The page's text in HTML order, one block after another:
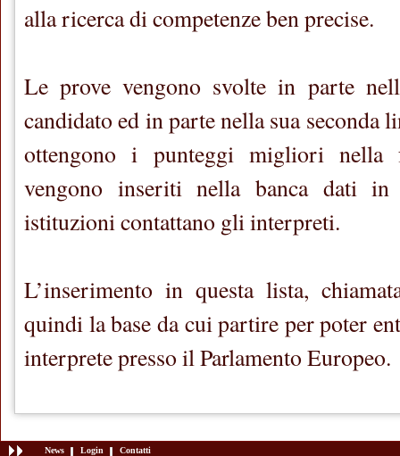
alla ricerca di competenze ben precise.
Le prove vengono svolte in parte
candidato ed in parte nella sua seconda
ottengono i punteggi migliori nella
vengono inseriti nella banca dati
istituzioni contattano gli interpreti.
L’inserimento in questa lista,
quindi la base da cui partire per poter
interprete presso il Parlamento Europeo.
News Login Contatti